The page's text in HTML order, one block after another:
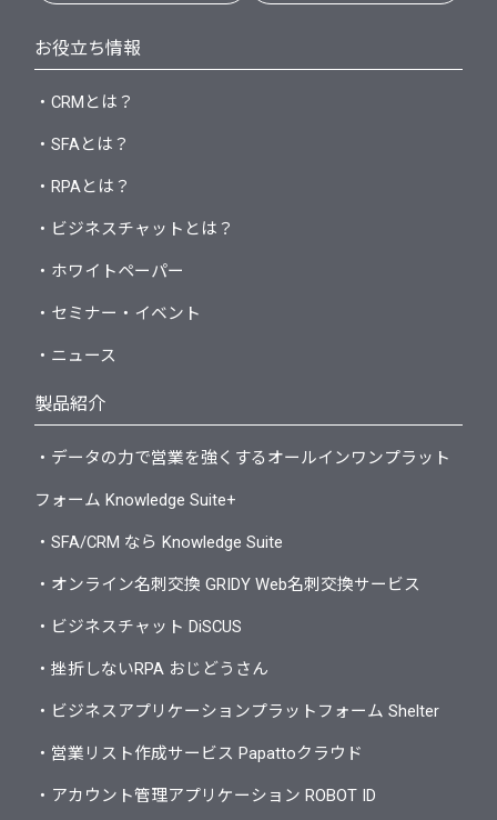
お役立ち情報
・CRMとは？
・SFAとは？
・RPAとは？
・ビジネスチャットとは？
・ホワイトペーパー
・セミナー・イベント
・ニュース
製品紹介
・データの力で営業を強くするオールインワンプラット
フォーム Knowledge Suite+
・SFA/CRM なら Knowledge Suite
・オンライン名刺交換 GRIDY Web名刺交換サービス
・ビジネスチャット DiSCUS
・挫折しないRPA おじどうさん
・ビジネスアプリケーションプラットフォーム Shelter
・営業リスト作成サービス Papattoクラウド
・アカウント管理アプリケーション ROBOT ID